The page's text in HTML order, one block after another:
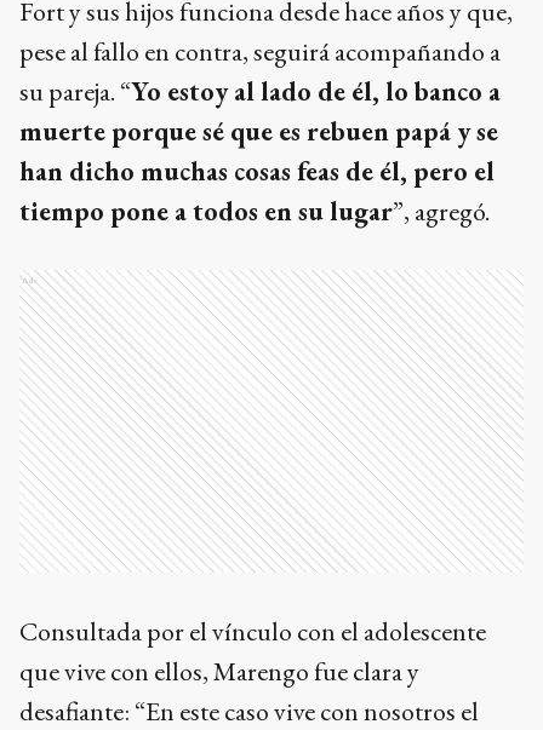
Fort y sus hijos funciona desde hace años y que,
pese al fallo en contra, seguirá acompañando a
su pareja. “Yo estoy al lado de él, lo banco a
muerte porque sé que es rebuen papá y se
han dicho muchas cosas feas de él, pero el
tiempo pone a todos en su lugar”, agregó.
Ads
Consultada por el vínculo con el adolescente
que vive con ellos, Marengo fue clara y
desafiante: “En este caso vive con nosotros el